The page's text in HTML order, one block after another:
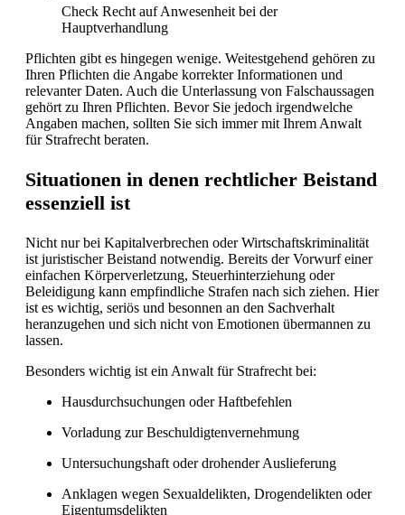
Check Recht auf Anwesenheit bei der
Hauptverhandlung
Pflichten gibt es hingegen wenige. Weitestgehend gehören zu
Ihren Pflichten die Angabe korrekter Informationen und
relevanter Daten. Auch die Unterlassung von Falschaussagen
gehört zu Ihren Pflichten. Bevor Sie jedoch irgendwelche
Angaben machen, sollten Sie sich immer mit Ihrem Anwalt
für Strafrecht beraten.
Situationen in denen rechtlicher Beistand
essenziell ist
Nicht nur bei Kapitalverbrechen oder Wirtschaftskriminalität
ist juristischer Beistand notwendig. Bereits der Vorwurf einer
einfachen Körperverletzung, Steuerhinterziehung oder
Beleidigung kann empfindliche Strafen nach sich ziehen. Hier
ist es wichtig, seriös und besonnen an den Sachverhalt
heranzugehen und sich nicht von Emotionen übermannen zu
lassen.
Besonders wichtig ist ein Anwalt für Strafrecht bei:
Hausdurchsuchungen oder Haftbefehlen
Vorladung zur Beschuldigtenvernehmung
Untersuchungshaft oder drohender Auslieferung
Anklagen wegen Sexualdelikten, Drogendelikten oder
Eigentumsdelikten